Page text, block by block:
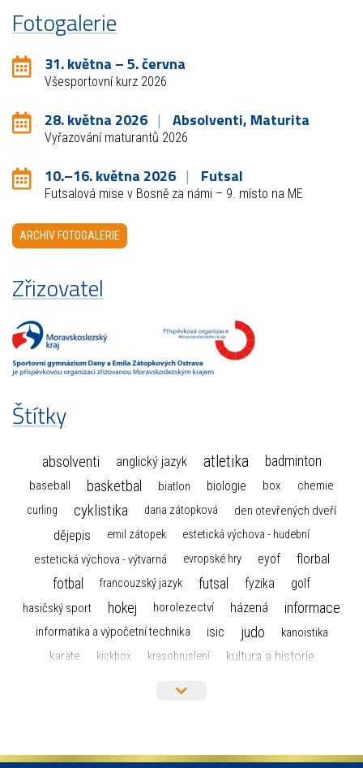
Fotogalerie
31. května – 5. června
Všesportovní kurz 2026
28. května 2026 Absolventi, Maturita
Vyřazování maturantů 2026
10.–16. května 2026 Futsal
Futsalová mise v Bosně za námi – 9. místo na ME
ARCHIV FOTOGALERIE
Zřizovatel
Štítky
absolventi anglický jazyk atletika badminton
baseball basketbal biatlon biologie box chemie
curling cyklistika dana zátopková den otevřených dveří
dějepis emil zátopek estetická výchova - hudební
estetická výchova - výtvarná evropské hry eyof florbal
fotbal francouzský jazyk futsal fyzika golf
hasičský sport hokej horolezectví házená informace
informatika a výpočetní technika isic judo
kanoistika
karate
kickbox krasobruslení
kultura a historie
olympiáda dětí a mládeže organizace plavání